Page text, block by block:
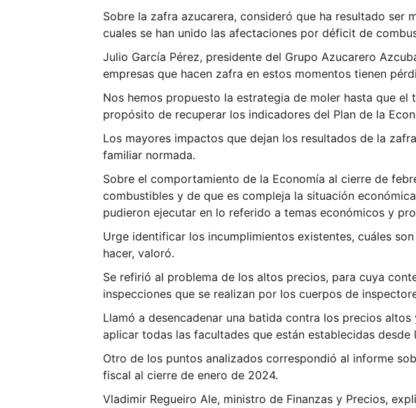
Sobre la zafra azucarera, consideró que ha resultado ser
cuales se han unido las afectaciones por déficit de
Julio García Pérez, presidente del Grupo Azucarero
empresas que hacen zafra en estos momentos tienen
Nos hemos propuesto la estrategia de moler hasta que
propósito de recuperar los indicadores del Plan de la
Los mayores impactos que dejan los resultados de la
familiar normada.
Sobre el comportamiento de la Economía al cierre de
combustibles y de que es compleja la situación
pudieron ejecutar en lo referido a temas económicos y
Urge identificar los incumplimientos existentes, cuáles
hacer, valoró.
Se refirió al problema de los altos precios, para cuya
inspecciones que se realizan por los cuerpos de
Llamó a desencadenar una batida contra los precios
aplicar todas las facultades que están establecidas
Otro de los puntos analizados correspondió al informe
fiscal al cierre de enero de 2024.
Vladimir Regueiro Ale, ministro de Finanzas y Precios,